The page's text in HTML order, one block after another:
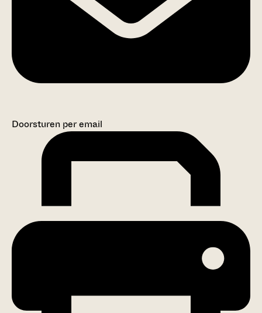
Doorsturen per email